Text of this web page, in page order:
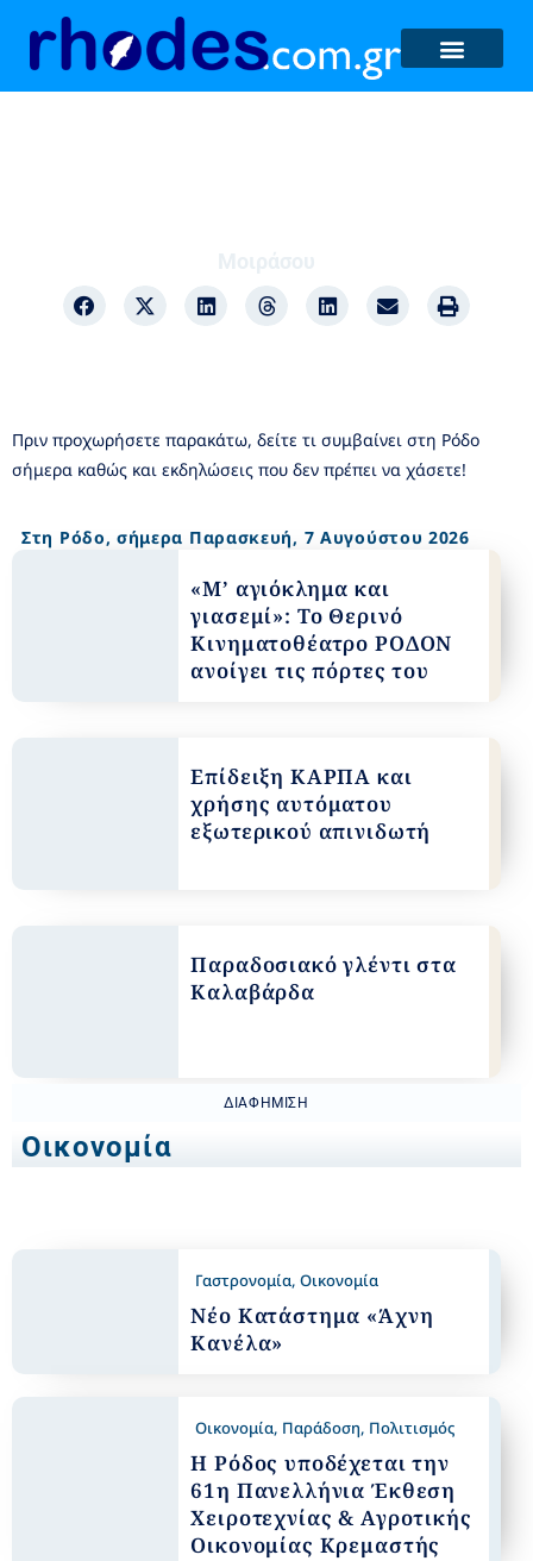
Πριν προχωρήσετε παρακάτω, δείτε τι συμβαίνει στη Ρόδο
σήμερα καθώς και εκδηλώσεις που δεν πρέπει να χάσετε!
Στη Ρόδο, σήμερα Παρασκευή, 7 Αυγούστου 2026​​
«Μ’ αγιόκλημα και
γιασεμί»: Το Θερινό
Κινηματοθέατρο ΡΟΔΟΝ
ανοίγει τις πόρτες του
Επίδειξη ΚΑΡΠΑ και
χρήσης αυτόματου
εξωτερικού απινιδωτή
Παραδοσιακό γλέντι στα
Καλαβάρδα
ΔΙΑΦΉΜΙΣΗ
Οικονομία
Γαστρονομία,Οικονομία
Νέο Κατάστημα «Άχνη
Κανέλα»
Οικονομία, Παράδοση, Πολιτισμός
Η Ρόδος υποδέχεται την
61η Πανελλήνια Έκθεση
Χειροτεχνίας & Αγροτικής
Οικονομίας Κρεμαστής